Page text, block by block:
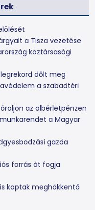
a Tisza vezetése
köztársasági
dőlt meg
a szabadtéri
az albérletpénzen
a Magyar
gazda
forrás át fogja
kaptak meghökkentő